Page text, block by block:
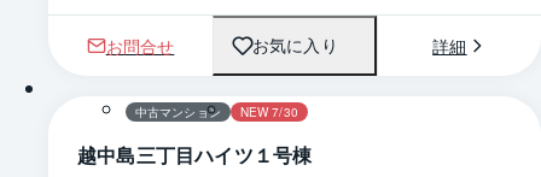
お問合せ お気に入り 詳細
1 / 0 間取り
中古マンション NEW 7/30
越中島三丁目ハイツ１号棟